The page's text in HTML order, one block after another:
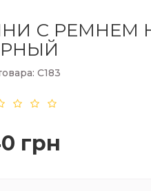
С РЕМНЕМ
С183
грн